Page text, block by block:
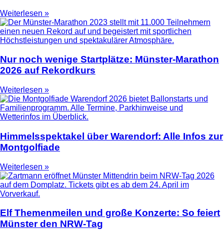
Weiterlesen »
Nur noch wenige Startplätze: Münster-Marathon
2026 auf Rekordkurs
Weiterlesen »
Himmelsspektakel über Warendorf: Alle Infos zur
Montgolfiade
Weiterlesen »
Elf Themenmeilen und große Konzerte: So feiert
Münster den NRW-Tag